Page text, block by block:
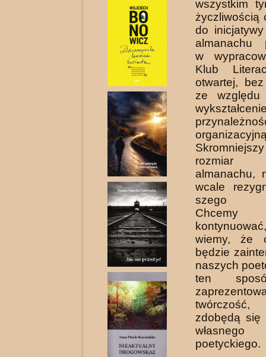
wszystkim
życzliwo­ścią
do
almanachu
w
Klub
otwartej,
ze
roz­miar
almanachu,
wcale
szego
wiemy, że
będzie
naszych
ten
zdobędą się
poetyckiego.